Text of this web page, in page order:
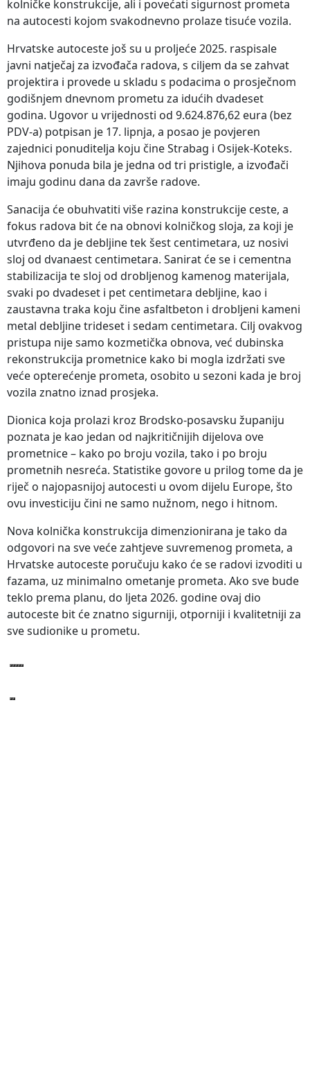
kolničke konstrukcije, ali i povećati sigurnost prometa
na autocesti kojom svakodnevno prolaze tisuće vozila.
Hrvatske autoceste još su u proljeće 2025. raspisale
javni natječaj za izvođača radova, s ciljem da se zahvat
projektira i provede u skladu s podacima o prosječnom
godišnjem dnevnom prometu za idućih dvadeset
godina. Ugovor u vrijednosti od 9.624.876,62 eura (bez
PDV-a) potpisan je 17. lipnja, a posao je povjeren
zajednici ponuditelja koju čine Strabag i Osijek-Koteks.
Njihova ponuda bila je jedna od tri pristigle, a izvođači
imaju godinu dana da završe radove.
Sanacija će obuhvatiti više razina konstrukcije ceste, a
fokus radova bit će na obnovi kolničkog sloja, za koji je
utvrđeno da je debljine tek šest centimetara, uz nosivi
sloj od dvanaest centimetara. Sanirat će se i cementna
stabilizacija te sloj od drobljenog kamenog materijala,
svaki po dvadeset i pet centimetara debljine, kao i
zaustavna traka koju čine asfaltbeton i drobljeni kameni
metal debljine trideset i sedam centimetara. Cilj ovakvog
pristupa nije samo kozmetička obnova, već dubinska
rekonstrukcija prometnice kako bi mogla izdržati sve
veće opterećenje prometa, osobito u sezoni kada je broj
vozila znatno iznad prosjeka.
Dionica koja prolazi kroz Brodsko-posavsku županiju
poznata je kao jedan od najkritičnijih dijelova ove
prometnice – kako po broju vozila, tako i po broju
prometnih nesreća. Statistike govore u prilog tome da je
riječ o najopasnijoj autocesti u ovom dijelu Europe, što
ovu investiciju čini ne samo nužnom, nego i hitnom.
Nova kolnička konstrukcija dimenzionirana je tako da
odgovori na sve veće zahtjeve suvremenog prometa, a
Hrvatske autoceste poručuju kako će se radovi izvoditi u
fazama, uz minimalno ometanje prometa. Ako sve bude
teklo prema planu, do ljeta 2026. godine ovaj dio
autoceste bit će znatno sigurniji, otporniji i kvalitetniji za
sve sudionike u prometu.